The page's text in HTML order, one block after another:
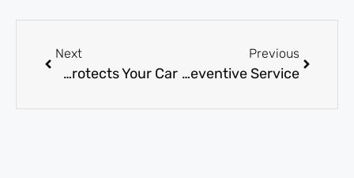
Previous
Range Rover Repair for Common Faults and Preventive Service
Next
Mercedes Maintenance in Dubai — Scheduled Service That Actually Protects Your Car